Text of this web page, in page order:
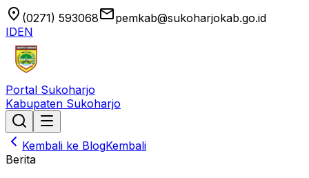
location_on (0271) 593068emailpemkab@sukoharjokab.go.id
IDEN
Portal Sukoharjo
Kabupaten Sukoharjo
Kembali ke BlogKembali
Berita